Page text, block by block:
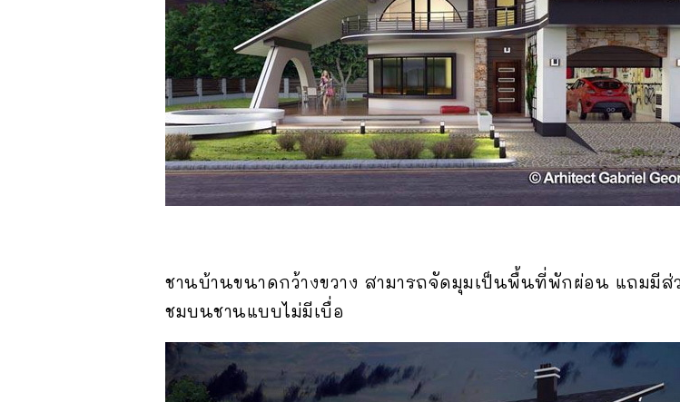
ชานบ้านขนาดกว้างขวาง สามารถจัดมุมเป็นพื้นที่พักผ่อน แถมมี
ชมบนชานแบบไม่มีเบื่อ